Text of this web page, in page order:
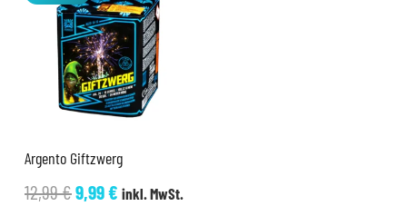
Argento Giftzwerg
12,99€Ursprünglicher
9,99€Aktueller
inkl. MwSt.